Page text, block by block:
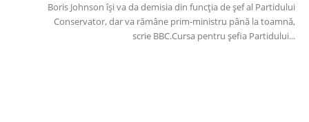
Boris Johnson își va da demisia din funcția de șef al Partidului
Conservator, dar va rămâne prim-ministru până la toamnă,
scrie BBC.Cursa pentru șefia Partidului...